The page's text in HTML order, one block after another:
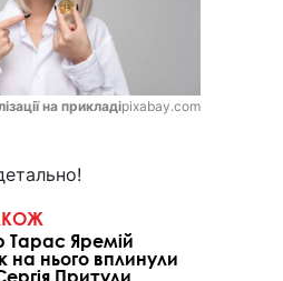
на прикладіpixabay.com
Тарас Яремій
на нього вплинули
Притули